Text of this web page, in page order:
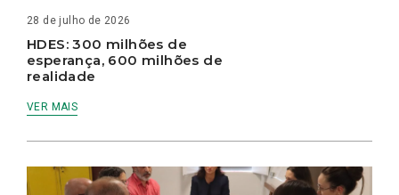
28 de julho de 2026
HDES: 300 milhões de
esperança, 600 milhões de
realidade
VER MAIS